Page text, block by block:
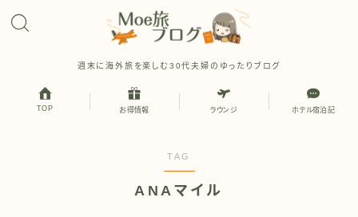
週末に海外旅を楽しむ30代夫婦のゆったりブログ
TOP お得情報 ラウンジ ホテル宿泊記
TAG
ANAマイル